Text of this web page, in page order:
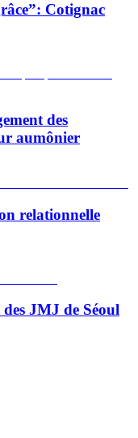
Cotignac
des
aumônier
relationnelle
JMJ de Séoul